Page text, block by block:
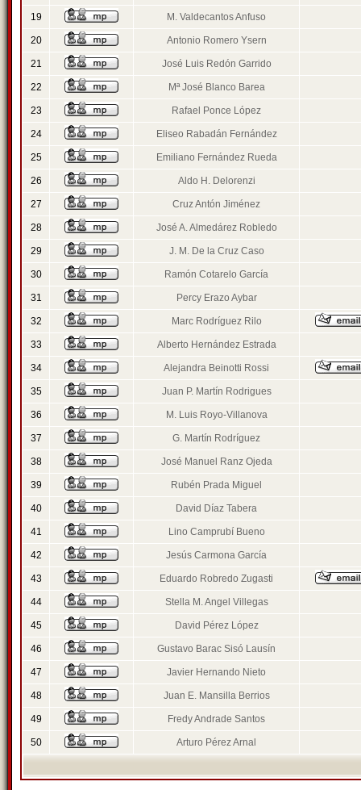
19 M. Valdecantos Anfuso
20 Antonio Romero Ysern
21 José Luis Redón Garrido
22 Mª José Blanco Barea
23 Rafael Ponce López
24 Eliseo Rabadán Fernández
25 Emiliano Fernández Rueda
26 Aldo H. Delorenzi
27 Cruz Antón Jiménez
28 José A. Almedárez Robledo
29 J. M. De la Cruz Caso
30 Ramón Cotarelo García
31 Percy Erazo Aybar
32 Marc Rodríguez Rilo
33 Alberto Hernández Estrada
34 Alejandra Beinotti Rossi
35 Juan P. Martín Rodrigues
36 M. Luis Royo-Villanova
37 G. Martín Rodríguez
38 José Manuel Ranz Ojeda
39 Rubén Prada Miguel
40 David Díaz Tabera
41 Lino Camprubí Bueno
42 Jesús Carmona García
43 Eduardo Robredo Zugasti
44 Stella M. Angel Villegas
45 David Pérez López
46 Gustavo Barac Sisó Lausín
47 Javier Hernando Nieto
48 Juan E. Mansilla Berrios
49 Fredy Andrade Santos
50 Arturo Pérez Arnal